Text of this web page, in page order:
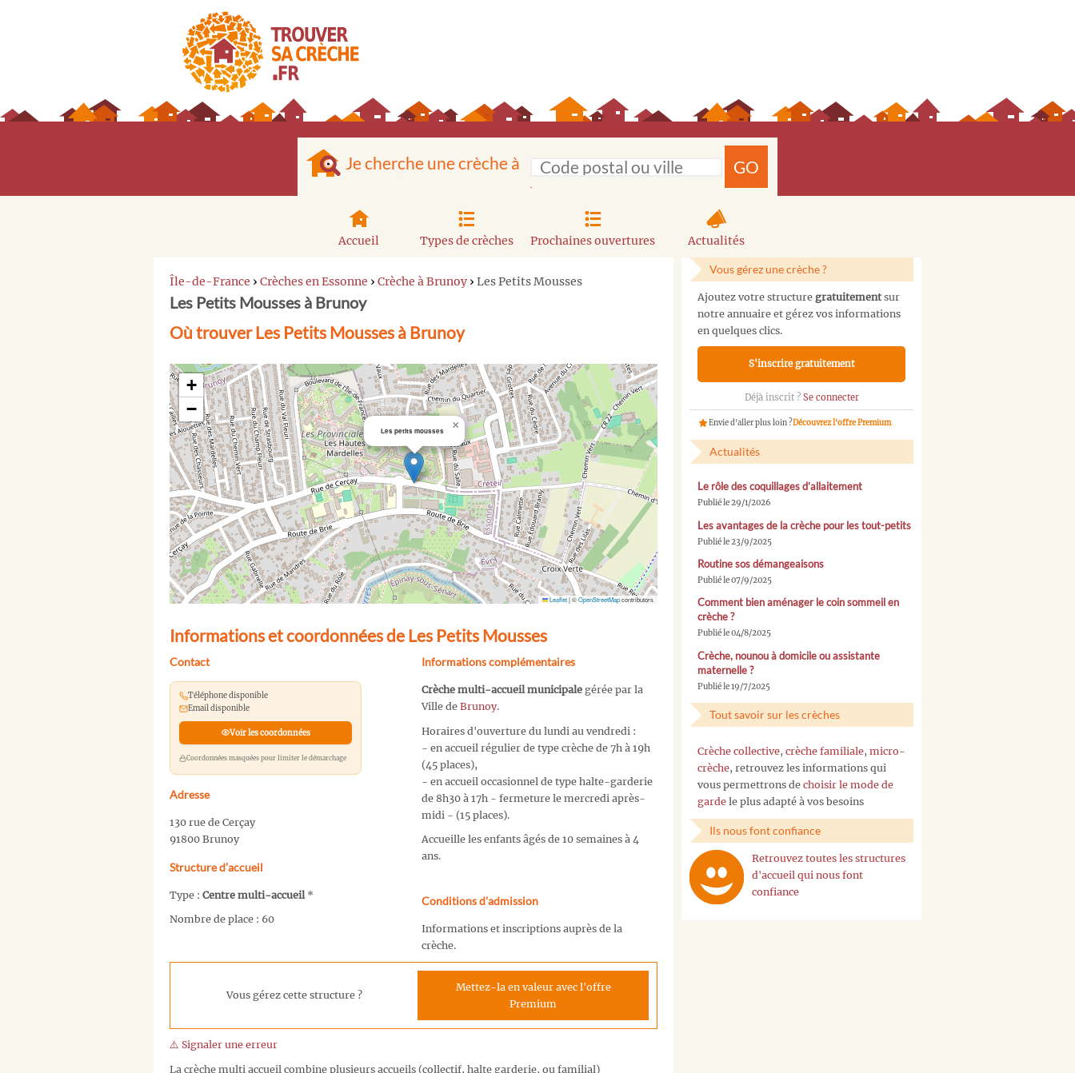
Je cherche une crèche à GO
Accueil Types de crèches Prochaines ouvertures Actualités
Île-de-France › Crèches en Essonne › Crèche à Brunoy › Les Petits Mousses
Les Petits Mousses à Brunoy
Où trouver Les Petits Mousses à Brunoy
Les petits mousses ×
+
−
Leaflet|©OpenStreetMapcontributors
Informations et coordonnées de Les Petits Mousses
Contact
Téléphone disponible
Email disponible
Voir les coordonnées
Coordonnées masquées pour limiter le démarchage
Adresse
130 rue de Cerçay
91800 Brunoy
Structure d’accueil
Type : Centre multi-accueil *
Nombre de place : 60
Informations complémentaires
Crèche multi-accueil municipalegérée par la
Ville de Brunoy.
Horaires d'ouverture du lundi au vendredi :
- en accueil régulier de type crèche de 7h à 19h
(45 places),
- en accueil occasionnel de type halte-garderie
de 8h30 à 17h - fermeture le mercredi après-
midi - (15 places).
Accueille les enfants âgés de 10 semaines à 4
ans.
Conditions d'admission
Informations et inscriptions auprès de la
crèche.
Vous gérez cette structure ?
Mettez-la en valeur avec l'offre
Premium
⚠️ Signaler une erreur
La crèche multi accueil combine plusieurs accueils (collectif, halte garderie, ou familial)
Vous gérez une crèche ?
Ajoutez votre structure gratuitementsur
notre annuaire et gérez vos informations
en quelques clics.
S'inscrire gratuitement
Déjà inscrit ? Se connecter
Envie d'aller plus loin ?Découvrez l'offre Premium
Actualités
Le rôle des coquillages d’allaitement
Publié le 29/1/2026
Les avantages de la crèche pour les tout-petits
Publié le 23/9/2025
Routine sos démangeaisons
Publié le 07/9/2025
Comment bien aménager le coin sommeil en
crèche ?
Publié le 04/8/2025
Crèche, nounou à domicile ou assistante
maternelle ?
Publié le 19/7/2025
Tout savoir sur les crèches
Crèche collective, crèche familiale, micro-
crèche, retrouvez les informations qui
vous permettrons de choisir le mode de
garde le plus adapté à vos besoins
Ils nous font confiance
Retrouvez toutes les structures
d'accueil qui nous font
confiance